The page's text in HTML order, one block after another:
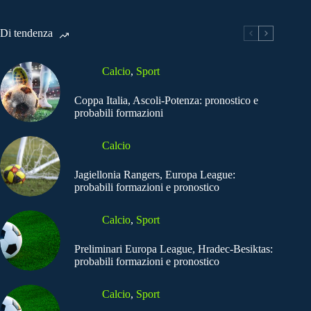
Di tendenza
Calcio, Sport
Coppa Italia, Ascoli-Potenza: pronostico e
probabili formazioni
Calcio
Jagiellonia Rangers, Europa League:
probabili formazioni e pronostico
Calcio, Sport
Preliminari Europa League, Hradec-Besiktas:
probabili formazioni e pronostico
Calcio, Sport